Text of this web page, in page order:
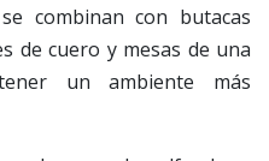
combinan con butacas
de cuero y mesas de una
un ambiente más